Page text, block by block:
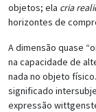
objetos; ela cria
horizontes de
A dimensão quase
na capacidade de
nada no objeto
significado
expressão